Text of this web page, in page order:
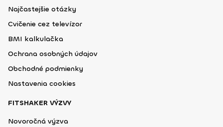
Najčastejšie otázky
Cvičenie cez televízor
BMI kalkulačka
Ochrana osobných údajov
Obchodné podmienky
Nastavenia cookies
FITSHAKER VÝZVY
Novoročná výzva